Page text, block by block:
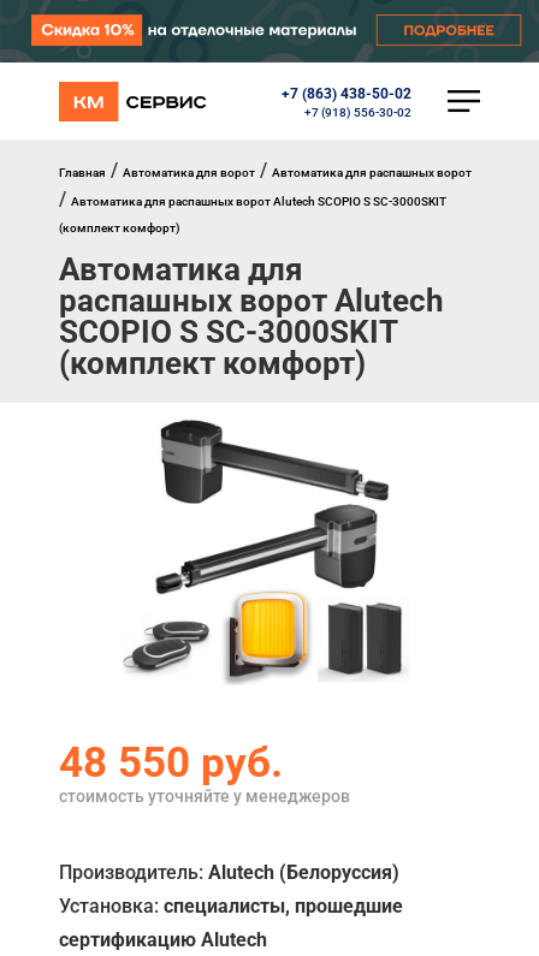
+7 (863) 438-50-02
+7 (918) 556-30-02
КАТАЛОГ
Автоматика
Перегрузочное оборудование
Уличные калитки
Шлагбаумы
Противопожарные ворота
Противопожарные шторы
Внешняя солнцезащита
Комплектующие
Окна, порталы, двери
Примеры работ
Кредит
Где купить
Отзывы
Главная / Автоматика для ворот / Автоматика для распашных ворот
/ Автоматика для распашных ворот Alutech SCOPIO S SC-3000SKIT
(комплект комфорт)
Автоматика для
распашных ворот Alutech
SCOPIO S SC-3000SKIT
(комплект комфорт)
48 550 руб.
стоимость уточняйте у менеджеров
Производитель: Alutech (Белоруссия)
Установка: специалисты, прошедшие
сертификацию Alutech